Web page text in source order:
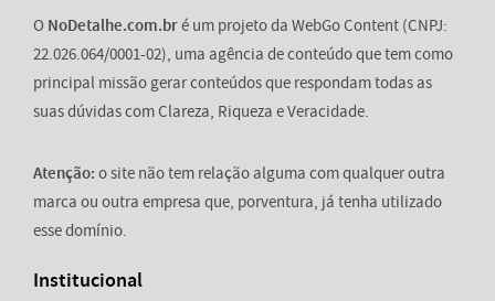
O NoDetalhe.com.bré um projeto da WebGo Content (CNPJ:
22.026.064/0001-02), uma agência de conteúdo que tem como
principal missão gerar conteúdos que respondam todas as
suas dúvidas com Clareza, Riqueza e Veracidade.
Atenção: o site não tem relação alguma com qualquer outra
marca ou outra empresa que, porventura, já tenha utilizado
esse domínio.
Institucional